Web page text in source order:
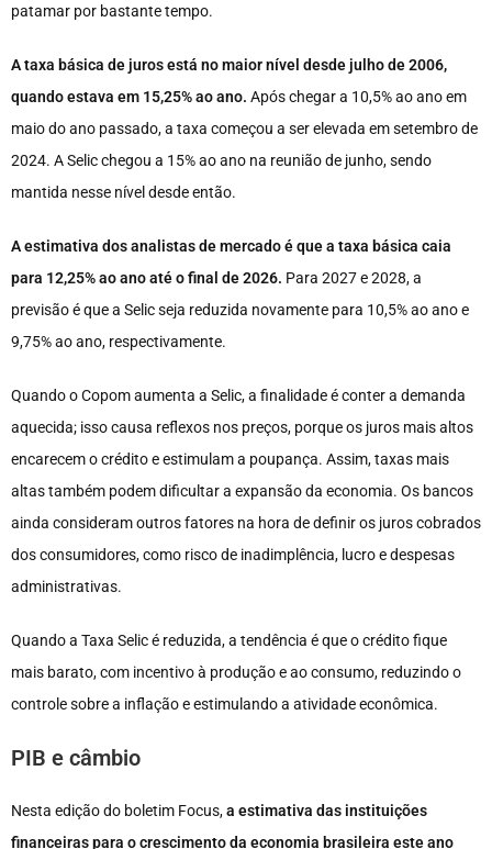
patamar por bastante tempo.
A taxa básica de juros está no maior nível desde julho de 2006,
quando estava em 15,25% ao ano. Após chegar a 10,5% ao ano em
maio do ano passado, a taxa começou a ser elevada em setembro de
2024. A Selic chegou a 15% ao ano na reunião de junho, sendo
mantida nesse nível desde então.
A estimativa dos analistas de mercado é que a taxa básica caia
para 12,25% ao ano até o final de 2026. Para 2027 e 2028, a
previsão é que a Selic seja reduzida novamente para 10,5% ao ano e
9,75% ao ano, respectivamente.
Quando o Copom aumenta a Selic, a finalidade é conter a demanda
aquecida; isso causa reflexos nos preços, porque os juros mais altos
encarecem o crédito e estimulam a poupança. Assim, taxas mais
altas também podem dificultar a expansão da economia. Os bancos
ainda consideram outros fatores na hora de definir os juros cobrados
dos consumidores, como risco de inadimplência, lucro e despesas
administrativas.
Quando a Taxa Selic é reduzida, a tendência é que o crédito fique
mais barato, com incentivo à produção e ao consumo, reduzindo o
controle sobre a inflação e estimulando a atividade econômica.
PIB e câmbio
Nesta edição do boletim Focus,a estimativa das instituições
financeiras para o crescimento da economia brasileira este ano